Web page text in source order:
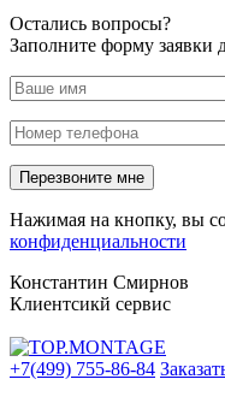
Остались вопросы?
Заполните форму заявки
Нажимая на кнопку, вы
конфиденциальности
Константин Смирнов
Клиентсикй сервис
+7(499) 755-86-84